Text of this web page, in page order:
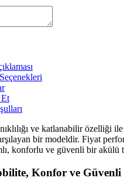
ve katlanabilir özelliği
bir modeldir. Fiyat
konforlu ve güvenli bir akülü
Konfor ve Güvenli